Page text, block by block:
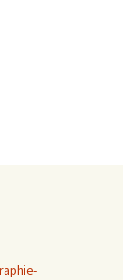
de la peinture